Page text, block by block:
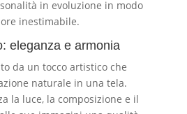
in evoluzione in modo
inestimabile.
eleganza e armonia
da un tocco artistico che
naturale in una tela.
la luce, la composizione e il